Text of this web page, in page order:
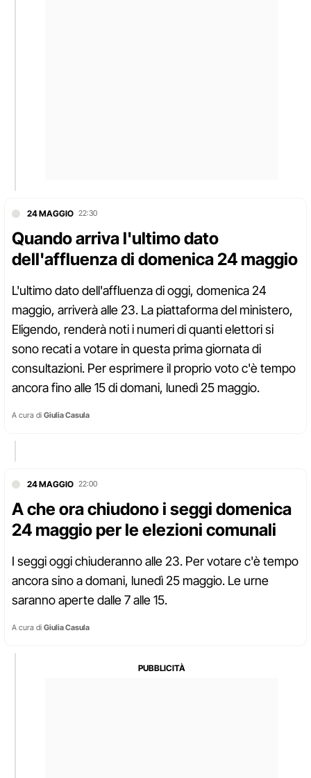
24 MAGGIO 22:30
Quando arriva l'ultimo dato
dell'affluenza di domenica 24 maggio
L'ultimo dato dell'affluenza di oggi, domenica 24
maggio, arriverà alle 23. La piattaforma del ministero,
Eligendo, renderà noti i numeri di quanti elettori si
sono recati a votare in questa prima giornata di
consultazioni. Per esprimere il proprio voto c'è tempo
ancora fino alle 15 di domani, lunedì 25 maggio.
A cura di Giulia Casula
24 MAGGIO 22:00
A che ora chiudono i seggi domenica
24 maggio per le elezioni comunali
I seggi oggi chiuderanno alle 23. Per votare c'è tempo
ancora sino a domani, lunedì 25 maggio. Le urne
saranno aperte dalle 7 alle 15.
A cura di Giulia Casula